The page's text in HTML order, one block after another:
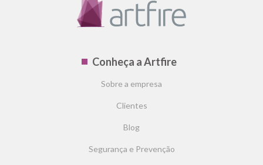
Conheça a Artfire
Sobre a empresa
Clientes
Blog
Segurança e Prevenção